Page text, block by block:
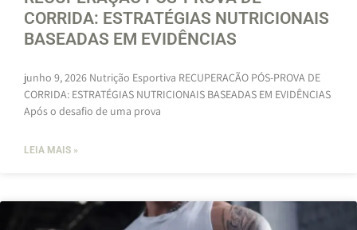
CORRIDA: ESTRATÉGIAS NUTRICIONAIS
BASEADAS EM EVIDÊNCIAS
junho 9, 2026 Nutrição Esportiva RECUPERAÇÃO PÓS-PROVA DE
CORRIDA: ESTRATÉGIAS NUTRICIONAIS BASEADAS EM EVIDÊNCIAS
Após o desafio de uma prova
LEIA MAIS »